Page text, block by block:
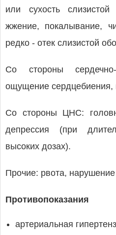
или сухость слизистой
жжение, покалывание,
редко - отек слизистой
Со стороны сердечно-
ощущение
Со стороны ЦНС:
депрессия (при
высоких дозах).
Прочие: рвота, нарушение
Противопоказания
артериальная